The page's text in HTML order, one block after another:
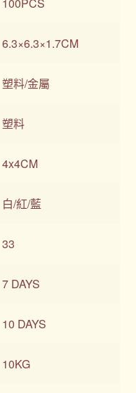
6.3×6.3×1.7CM
塑料/金屬
塑料
4x4CM
白/紅/藍
33
7 DAYS
10 DAYS
10KG